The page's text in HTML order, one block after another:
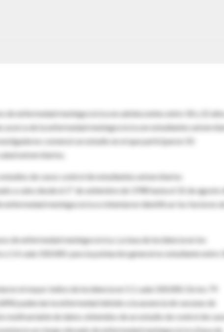
de enfermedad meningocócica en adolescentes entre 18 y 22
acerca de la enfermedad meningocócica en estudiantes
comenzó un estudio en el que participaron 50
universitarios.
de casos control de estudiantes universitarios
a cabo desde el 1º de setiembre de 1998 hasta el 31 de agosto
enfermedad meningocócica e intentaron identificar los factores
de enfermedad meningocócica. La tasa de incidencia en los
1.4 cada 100.000 para la población general no estudiante entre
el mayor índice de incidencia en 5.1 cada 100.000. De los 79
padecían la enfermedad debido a la ausencia de vacunas de
multivariable de datos obtenidos de un estudio de control de
un riesgo elevado de enfermedad meningocócica (tasa de